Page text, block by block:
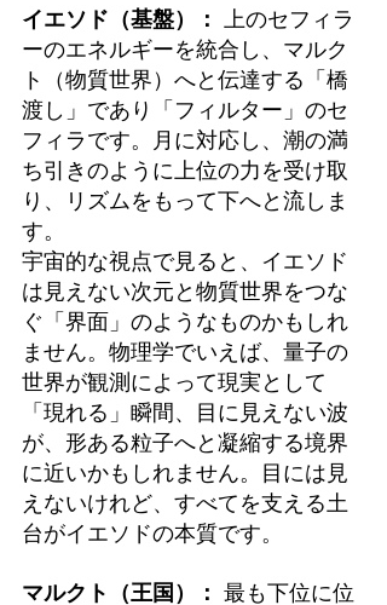
イエソド（基盤）：
上のセフィラ
ーのエネルギーを統合し、マルク
ト（物質世界）へと伝達する「橋
渡し」であり「フィルター」のセ
フィラです。月に対応し、潮の満
ち引きのように上位の力を受け取
り、リズムをもって下へと流しま
す。
宇宙的な視点で見ると、イエソド
は見えない次元と物質世界をつな
ぐ「界面」のようなものかもしれ
ません。物理学でいえば、量子の
世界が観測によって現実として
「現れる」瞬間、目に見えない波
が、形ある粒子へと凝縮する境界
に近いかもしれません。目には見
えないけれど、すべてを支える土
台がイエソドの本質です。
マルクト（王国）： 最も下位に位